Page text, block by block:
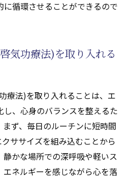
ー管理における気功(天啓気
法)で病気予防を目指す方法
を通じてエネルギーの流れ
消する方法
れを感じるための気功(天啓
ツ
法)でエネルギーブロックを
に循環させることができるので
気功療法)を取り入れる
療法)を取り入れることは、エ
、心身のバランスを整えるた
ず、毎日のルーチンに短時間
ササイズを組み込むことから
かな場所での深呼吸や軽いス
エネルギーを感じながら心を落